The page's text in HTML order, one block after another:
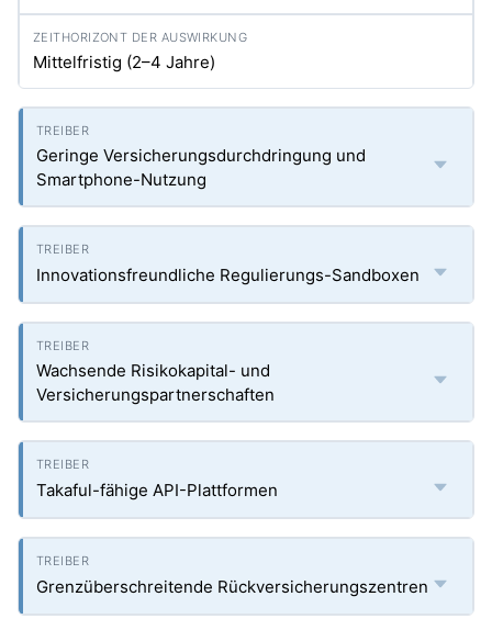
Mittelfristig (2–4 Jahre)
Geringe Versicherungsdurchdringung und
Smartphone-Nutzung
Innovationsfreundliche Regulierungs-Sandboxen
Wachsende Risikokapital- und
Versicherungspartnerschaften
Takaful-fähige API-Plattformen
Grenzüberschreitende Rückversicherungszentren